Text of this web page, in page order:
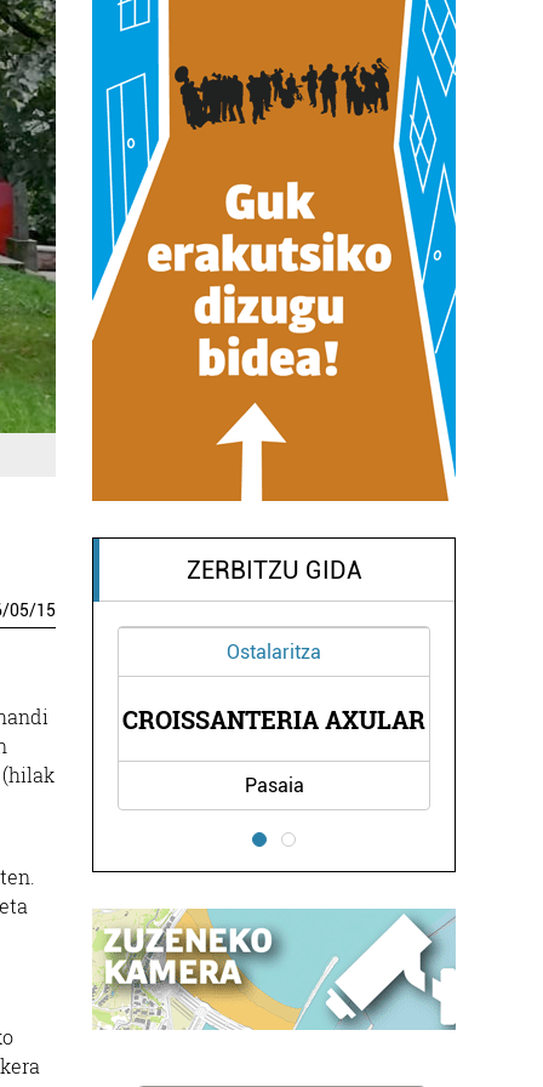
/05/15
ZERBITZU GIDA
AXULAR
Pasaia
ARKAITZA